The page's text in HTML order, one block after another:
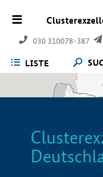
030 310078-387
LISTE